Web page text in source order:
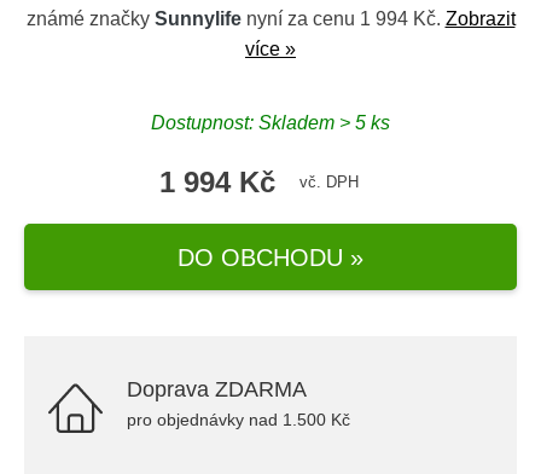
známé značky Sunnylifenyní za cenu 1 994 Kč. Zobrazit
více »
Dostupnost: Skladem > 5 ks
1 994 Kč vč. DPH
DO OBCHODU »
Doprava ZDARMA
pro objednávky nad 1.500 Kč